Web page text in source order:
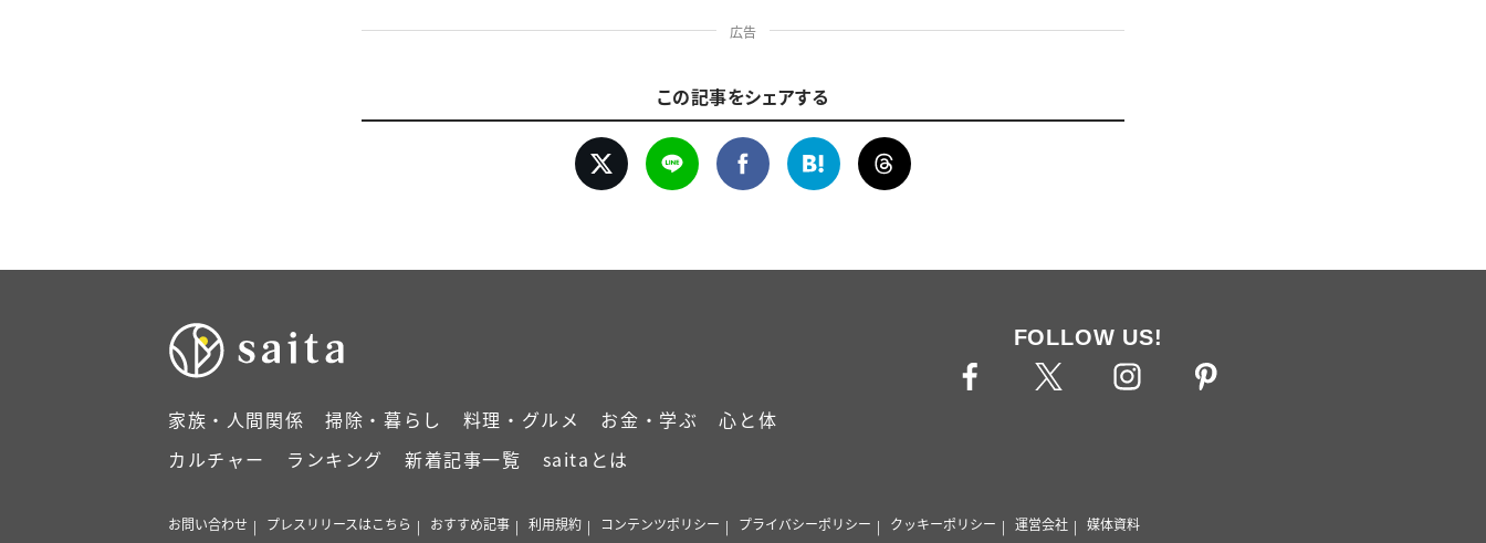
広告
この記事をシェアする
家族・人間関係 掃除・暮らし 料理・グルメ お金・学ぶ
心と体
カルチャー
ランキング 新着記事一覧 saitaとは
FOLLOW US!
お問い合わせ プレスリリースはこちら おすすめ記事 利用規約 コンテンツポリシー プライバシーポリシー クッキーポリシー 運営会社 媒体資料